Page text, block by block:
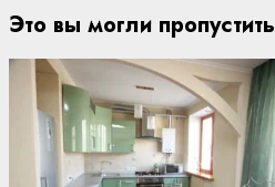
Это вы могли пропустить